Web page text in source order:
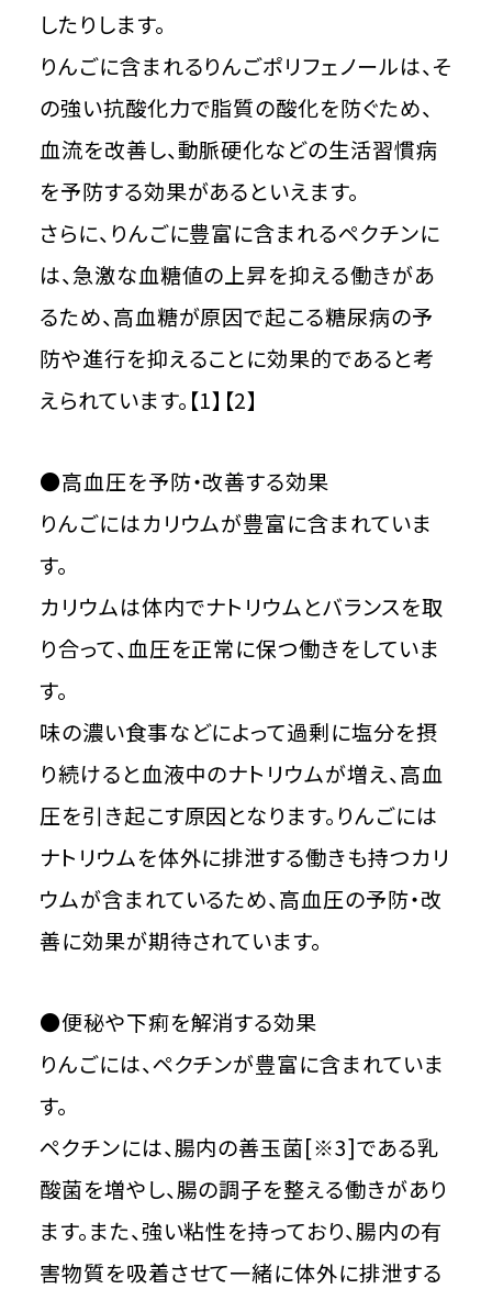
したりします。
りんごに含まれるりんごポリフェノールは、そ
の強い抗酸化力で脂質の酸化を防ぐため、
血流を改善し、動脈硬化などの生活習慣病
を予防する効果があるといえます。
さらに、りんごに豊富に含まれるペクチンに
は、急激な血糖値の上昇を抑える働きがあ
るため、高血糖が原因で起こる糖尿病の予
防や進行を抑えることに効果的であると考
えられています。【1】【2】
●高血圧を予防・改善する効果
りんごにはカリウムが豊富に含まれていま
す。
カリウムは体内でナトリウムとバランスを取
り合って、血圧を正常に保つ働きをしていま
す。
味の濃い食事などによって過剰に塩分を摂
り続けると血液中のナトリウムが増え、高血
圧を引き起こす原因となります。りんごには
ナトリウムを体外に排泄する働きも持つカリ
ウムが含まれているため、高血圧の予防・改
善に効果が期待されています。
●便秘や下痢を解消する効果
りんごには、ペクチンが豊富に含まれていま
す。
ペクチンには、腸内の善玉菌[※3]である乳
酸菌を増やし、腸の調子を整える働きがあり
ます。また、強い粘性を持っており、腸内の有
害物質を吸着させて一緒に体外に排泄する